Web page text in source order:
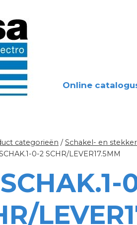
Online
categorieën / Schakel- en
0-2 SCHR/LEVER17.5MM